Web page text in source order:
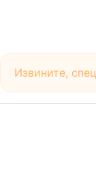
Извините,